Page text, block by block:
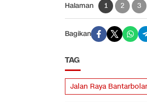
Halaman 1 2 3
Bagikan
TAG
Jalan Raya